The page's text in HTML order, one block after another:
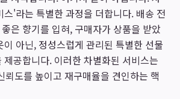
'라는 특별한 과정을 더합니다. 배송 전
은 향기를 입혀, 구매자가 상품을 받았
이 아닌, 정성스럽게 관리된 특별한 선물
제공합니다. 이러한 차별화된 서비스는
뢰도를 높이고 재구매율을 견인하는 핵